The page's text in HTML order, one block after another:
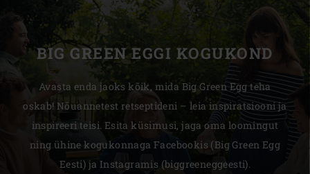
BIG GREEN EGGI KOGUKOND
Avasta enda jaoks kõik, mida Big Green Egg teha
oskab! Nõuannetest retseptideni – leia inspiratsiooni ja
inspireeri teisi. Esita küsimusi, jaga oma loomingut
ning ühine kogukonnaga Facebookis (Big Green Egg
Eesti) ja Instagramis (biggreeneggeesti).